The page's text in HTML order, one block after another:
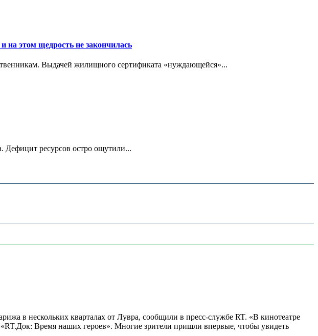
на этом щедрость не закончилась
Выдачей жилищного сертификата «нуждающейся»...
Дефицит ресурсов остро ощутили...
в нескольких кварталах от Лувра, сообщили в пресс-службе RT. «В кинотеатре
«RT.Док: Время наших героев». Многие зрители пришли впервые, чтобы увидеть